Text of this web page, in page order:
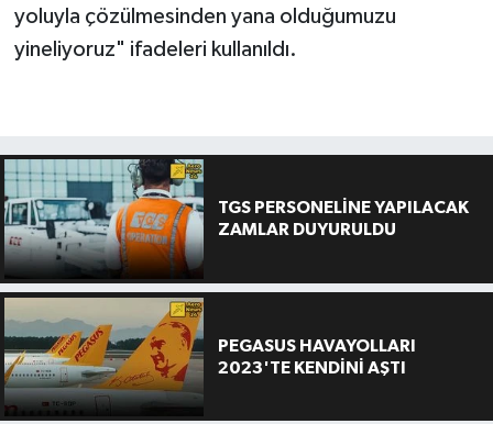
yoluyla çözülmesinden yana olduğumuzu
yineliyoruz" ifadeleri kullanıldı.
TGS PERSONELİNE YAPILACAK
ZAMLAR DUYURULDU
PEGASUS HAVAYOLLARI
2023'TE KENDİNİ AŞTI